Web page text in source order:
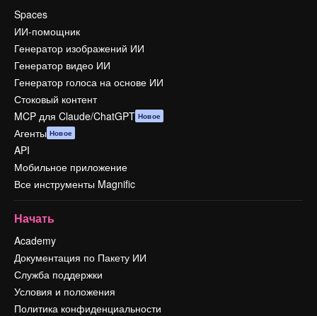
Spaces
ИИ-помощник
Генератор изображений ИИ
Генератор видео ИИ
Генератор голоса на основе ИИ
Стоковый контент
MCP для Claude/ChatGPT Новое
Агенты Новое
API
Мобильное приложение
Все инструменты Magnific
Начать
Academy
Документация по Пакету ИИ
Служба поддержки
Условия и положения
Политика конфиденциальности